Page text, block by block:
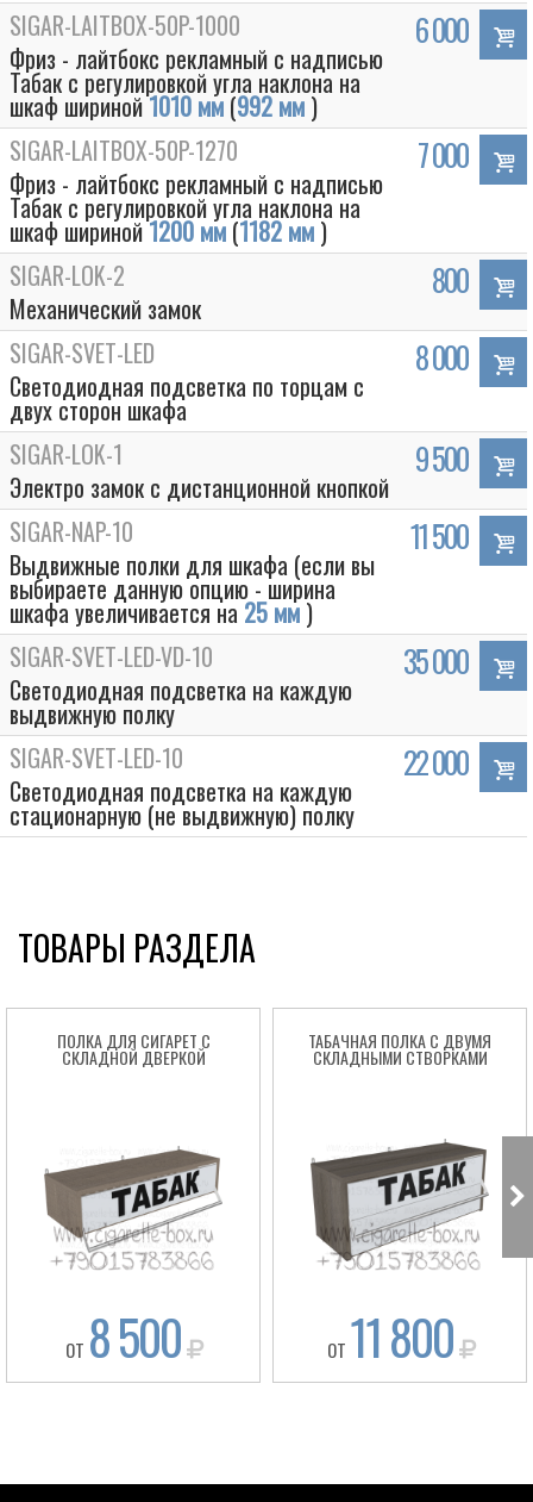
SIGAR-LAITBOX-50P-1000
Фриз - лайтбокс рекламный с надписью
Табак с регулировкой угла наклона на
шкаф шириной1010 мм (992 мм )
6 000
SIGAR-LAITBOX-50P-1270
Фриз - лайтбокс рекламный с надписью
Табак с регулировкой угла наклона на
шкаф шириной1200 мм (1182 мм )
7 000
SIGAR-LOK-2
Механический замок
800
SIGAR-SVET-LED
Светодиодная подсветка по торцам с
двух сторон шкафа
8 000
SIGAR-LOK-1
Электро замок с дистанционной кнопкой
9 500
SIGAR-NAP-10
Выдвижные полки для шкафа (если вы
выбираете данную опцию - ширина
шкафа увеличивается на 25 мм )
11 500
SIGAR-SVET-LED-VD-10
Светодиодная подсветка на каждую
выдвижную полку
35 000
SIGAR-SVET-LED-10
Светодиодная подсветка на каждую
стационарную (не выдвижную) полку
22 000
ТОВАРЫ РАЗДЕЛА
ПОЛКА ДЛЯ СИГАРЕТ С
СКЛАДНОЙ ДВЕРКОЙ
ОТ 8 500
ТАБАЧНАЯ ПОЛКА С ДВУМЯ
СКЛАДНЫМИ СТВОРКАМИ
ОТ 11 800